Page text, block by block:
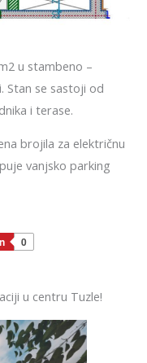
u stambeno –
Stan se sastoji od
i terase.
brojila za električnu
vanjsko parking
0
u centru Tuzle!